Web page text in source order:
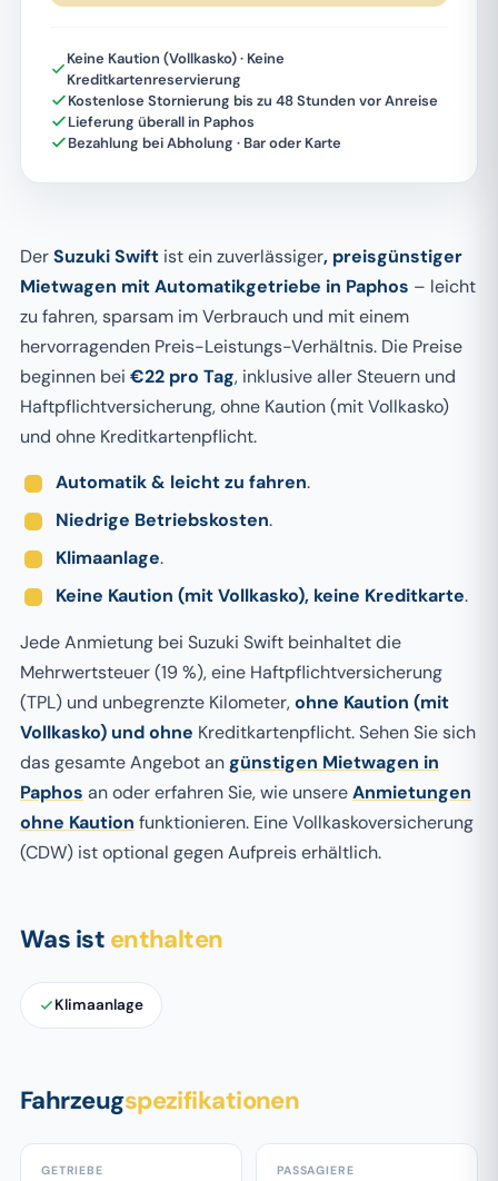
Keine Kaution (Vollkasko) · Keine
Kreditkartenreservierung
Kostenlose Stornierung bis zu 48 Stunden vor Anreise
Lieferung überall in Paphos
Bezahlung bei Abholung · Bar oder Karte
DerSuzuki Swift ist ein zuverlässiger, preisgünstiger
Mietwagen mit Automatikgetriebe in Paphos – leicht
zu fahren, sparsam im Verbrauch und mit einem
hervorragenden Preis-Leistungs-Verhältnis. Die Preise
beginnen bei €22 pro Tag, inklusive aller Steuern und
Haftpflichtversicherung, ohne Kaution (mit Vollkasko)
und ohne Kreditkartenpflicht.
Automatik & leicht zu fahren.
Niedrige Betriebskosten.
Klimaanlage.
Keine Kaution (mit Vollkasko), keine Kreditkarte.
Jede Anmietung bei Suzuki Swift beinhaltet die
Mehrwertsteuer (19 %), eine Haftpflichtversicherung
(TPL) und unbegrenzte Kilometer,ohne Kaution (mit
Vollkasko) und ohne Kreditkartenpflicht. Sehen Sie sich
das gesamte Angebot angünstigen Mietwagen in
Paphos an oder erfahren Sie, wie unsereAnmietungen
ohne Kaution funktionieren. Eine Vollkaskoversicherung
(CDW) ist optional gegen Aufpreis erhältlich.
Was ist enthalten
Klimaanlage
Fahrzeugspezifikationen
GETRIEBE PASSAGIERE